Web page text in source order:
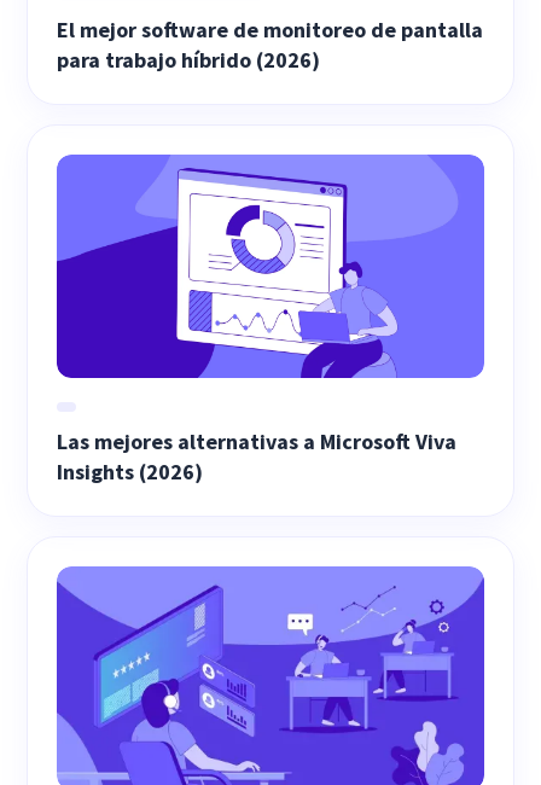
El mejor software de monitoreo de pantalla
para trabajo híbrido (2026)
Las mejores alternativas a Microsoft Viva
Insights (2026)